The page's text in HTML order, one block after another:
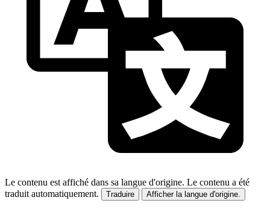
Le contenu est affiché dans sa langue d'origine. Le contenu a été
traduit automatiquement.
Traduire Afficher la langue d'origine.